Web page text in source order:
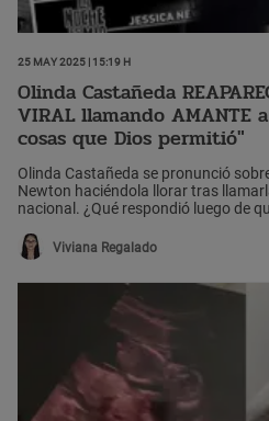
25 May 2025 | 15:19 h
Olinda Castañeda
VIRAL llamando AMANTE
cosas que Dios permitió"
Olinda Castañeda se pronunció
Newton haciéndola llorar tras
nacional. ¿Qué respondió luego de
Viviana Regalado